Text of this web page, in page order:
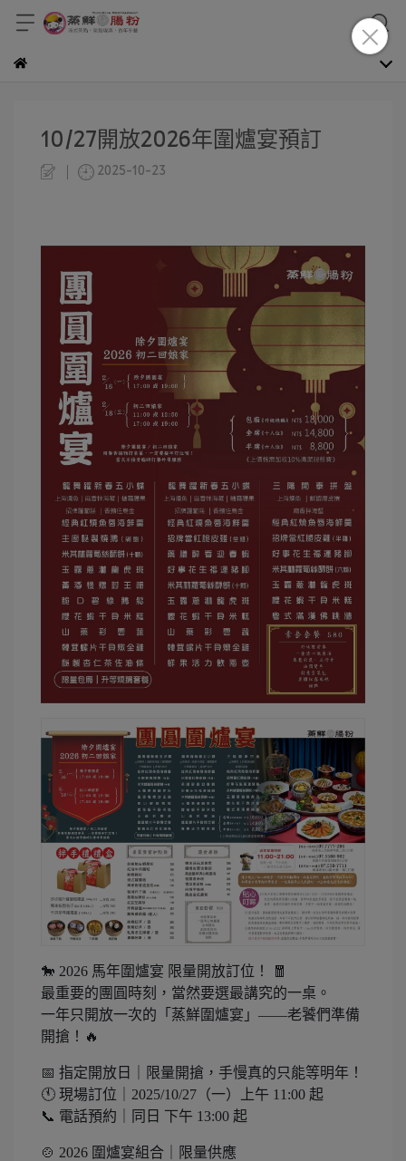
10/27開放2026年圍爐宴預訂
2025-10-23
🐎 2026 馬年圍爐宴 限量開放訂位！ 🧧
最重要的團圓時刻，當然要選最講究的一桌。
一年只開放一次的「蒸鮮圍爐宴」——老饕們準備
開搶！🔥
📅 指定開放日｜限量開搶，手慢真的只能等明年！
🕚 現場訂位｜2025/10/27（一）上午 11:00 起
📞 電話預約｜同日 下午 13:00 起
🍲 2026 圍爐宴組合｜限量供應